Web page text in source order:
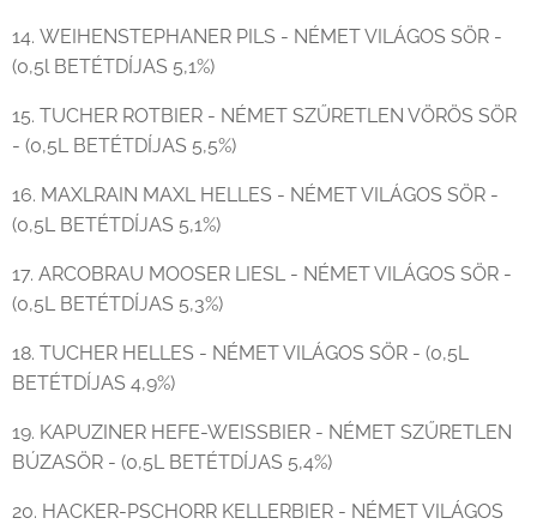
14. WEIHENSTEPHANER PILS - NÉMET VILÁGOS SÖR -
(0,5l BETÉTDÍJAS 5,1%)
15. TUCHER ROTBIER - NÉMET SZŰRETLEN VÖRÖS SÖR
- (0,5L BETÉTDÍJAS 5,5%)
16. MAXLRAIN MAXL HELLES - NÉMET VILÁGOS SÖR -
(0,5L BETÉTDÍJAS 5,1%)
17. ARCOBRAU MOOSER LIESL - NÉMET VILÁGOS SÖR -
(0,5L BETÉTDÍJAS 5,3%)
18. TUCHER HELLES - NÉMET VILÁGOS SÖR - (0,5L
BETÉTDÍJAS 4,9%)
19. KAPUZINER HEFE-WEISSBIER - NÉMET SZŰRETLEN
BÚZASÖR - (0,5L BETÉTDÍJAS 5,4%)
20. HACKER-PSCHORR KELLERBIER - NÉMET VILÁGOS